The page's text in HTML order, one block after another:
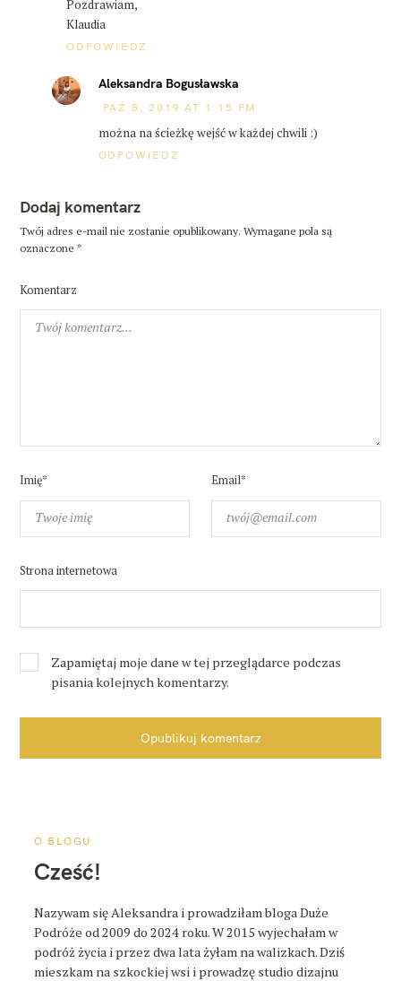
Pozdrawiam,
Klaudia
ODPOWIEDZ
Aleksandra Bogusławska
PAŹ 8, 2019 AT 1:15 PM
można na ścieżkę wejść w każdej chwili :)
ODPOWIEDZ
Dodaj komentarz
Twój adres e-mail nie zostanie opublikowany. Wymagane pola są
oznaczone *
Komentarz
Imię* Email*
Strona internetowa
Zapamiętaj moje dane w tej przeglądarce podczas
pisania kolejnych komentarzy.
Opublikuj komentarz
O BLOGU
Cześć!
Nazywam się Aleksandra i prowadziłam bloga Duże
Podróże od 2009 do 2024 roku. W 2015 wyjechałam w
podróż życia i przez dwa lata żyłam na walizkach. Dziś
mieszkam na szkockiej wsi i prowadzę studio dizajnu